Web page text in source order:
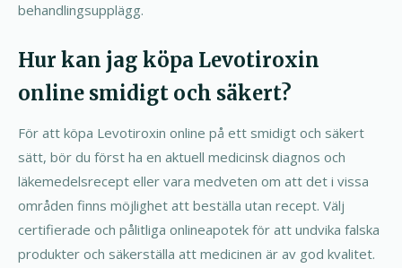
behandlingsupplägg.
Hur kan jag köpa Levotiroxin
online smidigt och säkert?
För att köpa Levotiroxin online på ett smidigt och säkert
sätt, bör du först ha en aktuell medicinsk diagnos och
läkemedelsrecept eller vara medveten om att det i vissa
områden finns möjlighet att beställa utan recept. Välj
certifierade och pålitliga onlineapotek för att undvika falska
produkter och säkerställa att medicinen är av god kvalitet.